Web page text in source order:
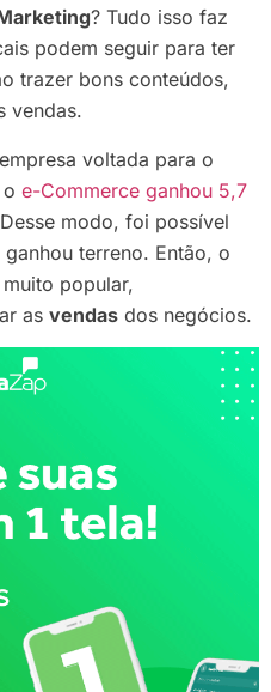
? Tudo isso faz
podem seguir para ter
trazer bons conteúdos,
vendas.
voltada para o
e-Commerce ganhou 5,7
modo, foi possível
terreno. Então, o
popular,
as vendas dos negócios.